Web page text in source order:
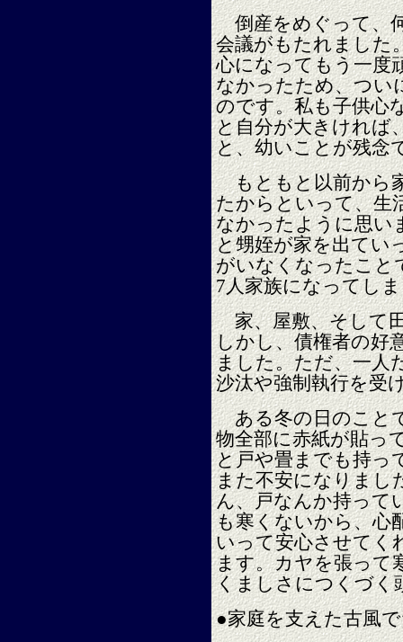
倒産をめぐって、
会議がもたれました
心になってもう一度
なかったため、つい
のです。私も子供心
と自分が大きければ
と、幼いことが残念
もともと以前から
たからといって、生
なかったように思い
と甥姪が家を出てい
がいなくなったこと
7人家族になってし
家、屋敷、そして
しかし、債権者の好
ました。ただ、一人
沙汰や強制執行を受
ある冬の日のこと
物全部に赤紙が貼っ
と戸や畳までも持っ
また不安になりまし
ん、戸なんか持って
も寒くないから、心
いって安心させてく
ます。カヤを張って
くましさにつくづく
●家庭を支えた古風